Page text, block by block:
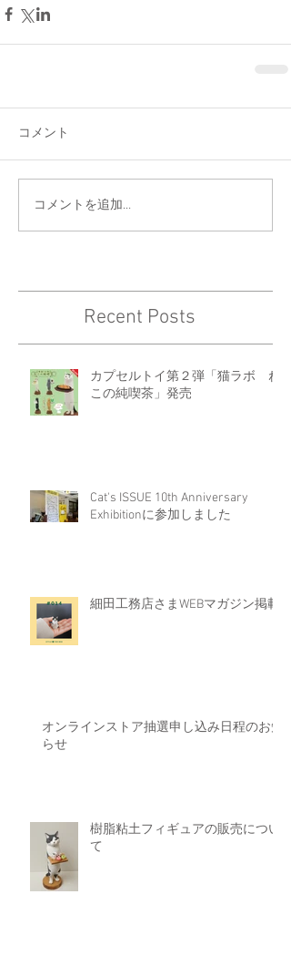
コメント
コメントを追加…
Recent Posts
カプセルトイ第２弾「猫ラボ ね
この純喫茶」発売
Cat's ISSUE 10th Anniversary
Exhibitionに参加しました
細田工務店さまWEBマガジン掲載
オンラインストア抽選申し込み日程のお知
らせ
樹脂粘土フィギュアの販売につい
て